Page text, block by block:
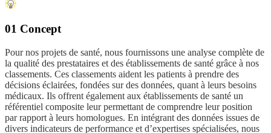
01 Concept
Pour nos projets de santé, nous fournissons une analyse complète de
la qualité des prestataires et des établissements de santé grâce à nos
classements. Ces classements aident les patients à prendre des
décisions éclairées, fondées sur des données, quant à leurs besoins
médicaux. Ils offrent également aux établissements de santé un
référentiel composite leur permettant de comprendre leur position
par rapport à leurs homologues. En intégrant des données issues de
divers indicateurs de performance et d’expertises spécialisées, nous